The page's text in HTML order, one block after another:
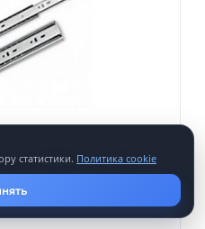
300мм h=42мм
статистики. Политика cookie